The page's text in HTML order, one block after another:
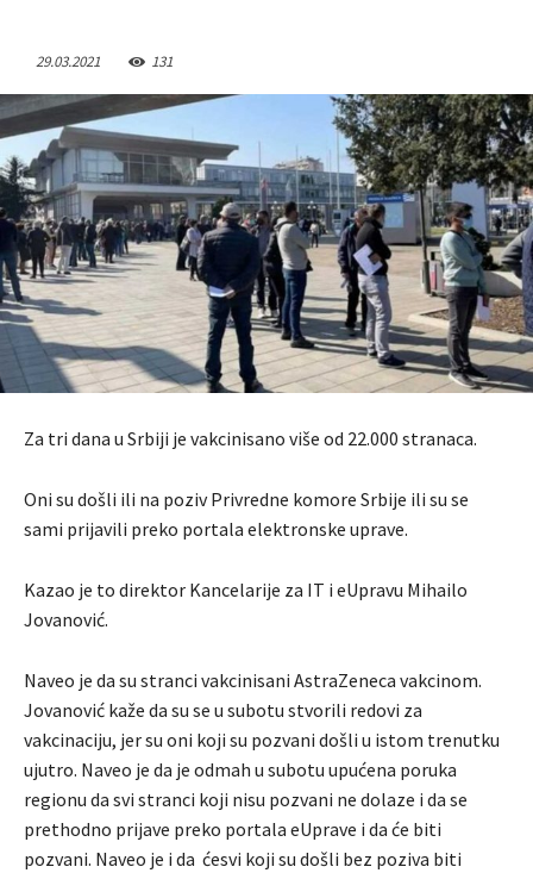
29.03.2021 131
Za tri dana u Srbiji je vakcinisano više od 22.000 stranaca.
Oni su došli ili na poziv Privredne komore Srbije ili su se
sami prijavili preko portala elektronske uprave.
Kazao je to direktor Kancelarije za IT i eUpravu Mihailo
Jovanović.
Naveo je da su stranci vakcinisani AstraZeneca vakcinom.
Jovanović kaže da su se u subotu stvorili redovi za
vakcinaciju, jer su oni koji su pozvani došli u istom trenutku
ujutro. Naveo je da je odmah u subotu upućena poruka
regionu da svi stranci koji nisu pozvani ne dolaze i da se
prethodno prijave preko portala eUprave i da će biti
pozvani. Naveo je i da ćesvi koji su došli bez poziva biti